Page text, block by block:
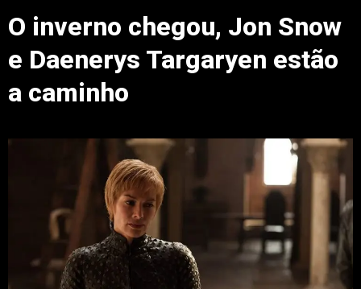
O inverno chegou, Jon Snow
e Daenerys Targaryen estão
a caminho